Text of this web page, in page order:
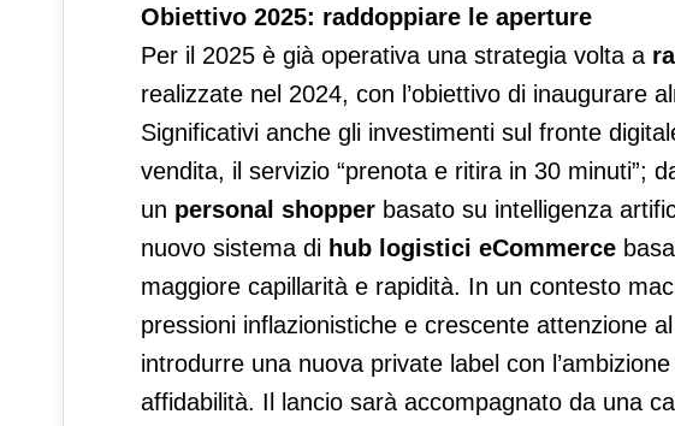
Obiettivo 2025: raddoppiare le aperture
Per il 2025 è già operativa una strategia volta a
realizzate nel 2024, con l’obiettivo di inaugurare
Significativi anche gli investimenti sul fronte
vendita, il servizio “prenota e ritira in 30 minuti”;
un personal shopper basato su intelligenza
nuovo sistema di hub logistici eCommerce
maggiore capillarità e rapidità. In un contesto
pressioni inflazionistiche e crescente attenzione
introdurre una nuova private label con
affidabilità. Il lancio sarà accompagnato da una